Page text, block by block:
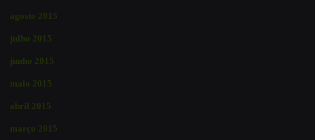
agosto 2015
julho 2015
junho 2015
maio 2015
abril 2015
março 2015